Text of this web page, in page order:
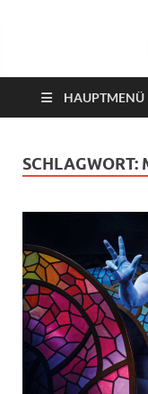
das
HAUPTMENÜ
SCHLAGWORT: